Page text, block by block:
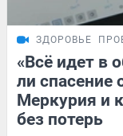
ЗДОРОВЬЕ
«Всё идет в
ли спасение
Меркурия и
без потерь